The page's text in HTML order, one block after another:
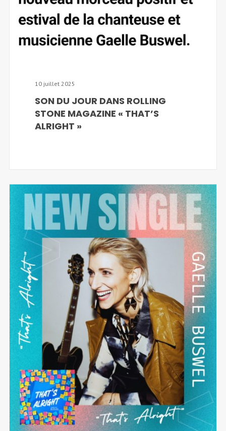
10 juillet 2025
SON DU JOUR DANS ROLLING
STONE MAGAZINE « THAT’S
ALRIGHT »